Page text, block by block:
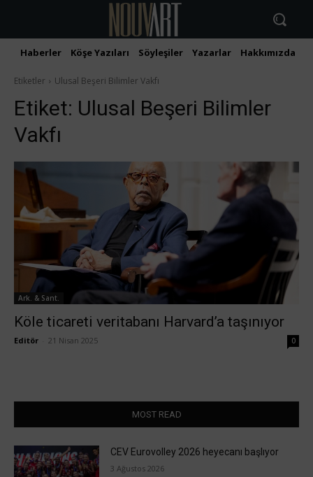
Haberler Köşe Yazıları Söyleşiler Yazarlar Hakkımızda
Etiketler Ulusal Beşeri Bilimler Vakfı
Etiket: Ulusal Beşeri Bilimler
Vakfı
Ark. & Sant.
Köle ticareti veritabanı Harvard’a taşınıyor
Editör 21 Nisan 2025 0
MOST READ
CEV Eurovolley 2026 heyecanı başlıyor
3 Ağustos 2026